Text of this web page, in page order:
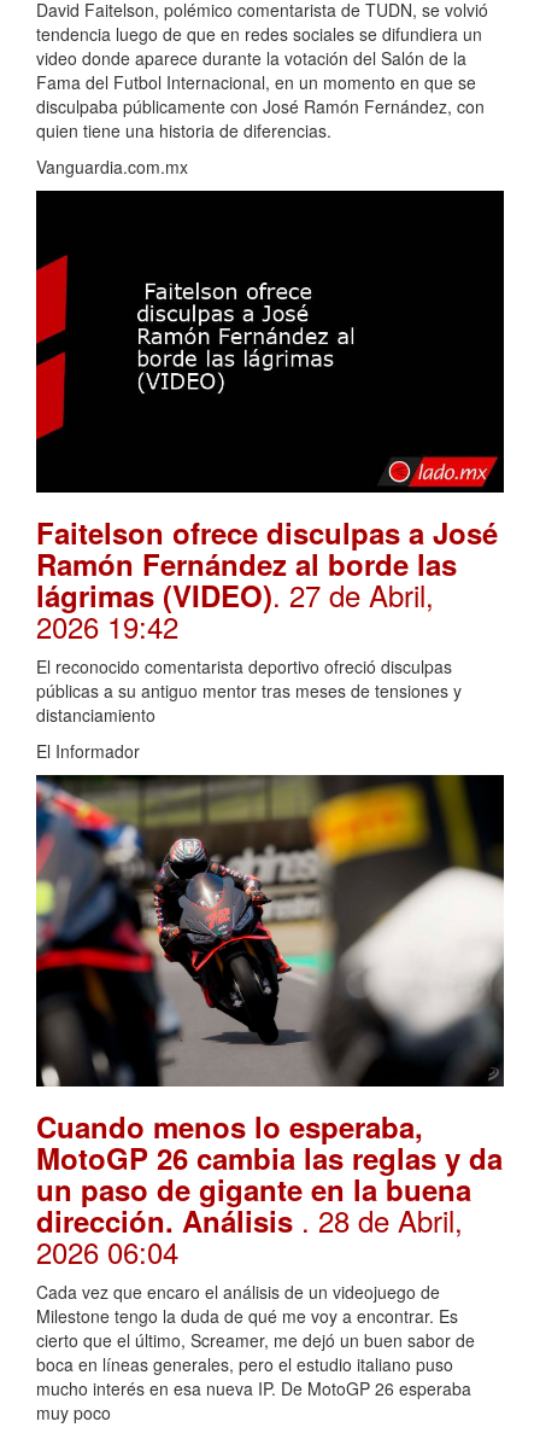
David Faitelson, polémico comentarista de TUDN, se volvió
tendencia luego de que en redes sociales se difundiera un
video donde aparece durante la votación del Salón de la
Fama del Futbol Internacional, en un momento en que se
disculpaba públicamente con José Ramón Fernández, con
quien tiene una historia de diferencias.
Vanguardia.com.mx
Faitelson ofrece disculpas a José
Ramón Fernández al borde las
lágrimas (VIDEO). 27 de Abril,
2026 19:42
El reconocido comentarista deportivo ofreció disculpas
públicas a su antiguo mentor tras meses de tensiones y
distanciamiento
El Informador
Cuando menos lo esperaba,
MotoGP 26 cambia las reglas y da
un paso de gigante en la buena
dirección. Análisis . 28 de Abril,
2026 06:04
Cada vez que encaro el análisis de un videojuego de
Milestone tengo la duda de qué me voy a encontrar. Es
cierto que el último, Screamer, me dejó un buen sabor de
boca en líneas generales, pero el estudio italiano puso
mucho interés en esa nueva IP. De MotoGP 26 esperaba
muy poco